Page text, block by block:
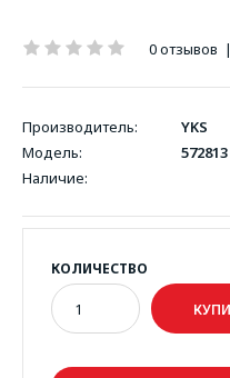
0 отзывов |
Производитель:
YKS
Модель:
572813
Наличие:
КОЛИЧЕСТВО